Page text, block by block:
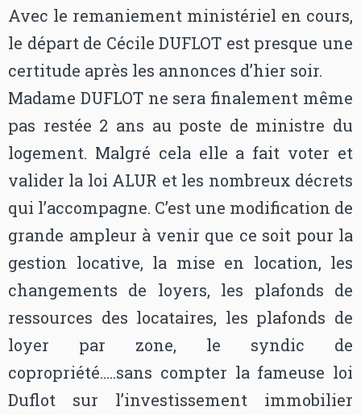
Avec le remaniement ministériel en cours,
le départ de Cécile DUFLOT est presque une
certitude après les annonces d’hier soir.
Madame DUFLOT ne sera finalement même
pas restée 2 ans au poste de ministre du
logement. Malgré cela elle a fait voter et
valider la loi ALUR et les nombreux décrets
qui l’accompagne. C’est une modification de
grande ampleur à venir que ce soit pour la
gestion locative, la mise en location, les
changements de loyers, les plafonds de
ressources des locataires, les plafonds de
loyer par zone, le syndic de
copropriété…..sans compter la fameuse loi
Duflot sur l’investissement immobilier